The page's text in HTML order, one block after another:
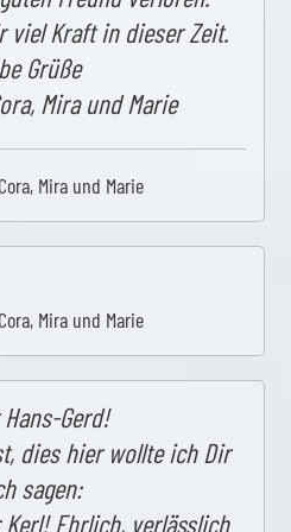
viel Kraft in dieser Zeit.
Grüße
Mira und Marie
Mira und Marie
Mira und Marie
Gerd!
dies hier wollte ich Dir
sagen:
Ehrlich, verlässlich